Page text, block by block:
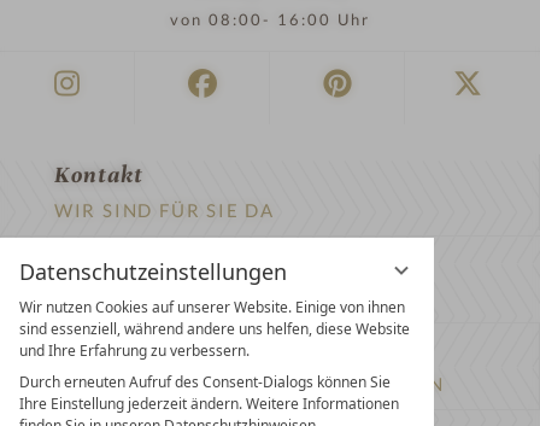
Datenschutzeinstellungen
Wir nutzen Cookies auf unserer Website. Einige von ihnen
sind essenziell, während andere uns helfen, diese Website
und Ihre Erfahrung zu verbessern.
Durch erneuten Aufruf des Consent-Dialogs können Sie
Ihre Einstellung jederzeit ändern. Weitere Informationen
von 08:00- 16:00 Uhr
Kontakt
WIR SIND FÜR SIE DA
Newsletter
EXKLUSIVE ANGEBOTE SICHERN
Partnerhotel werden
LASSEN SIE IHR HOTEL AUSZEICHNEN